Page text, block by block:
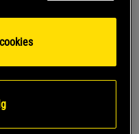
fit, elastiske talje med
sikrer en god pasform
til intense træningspas